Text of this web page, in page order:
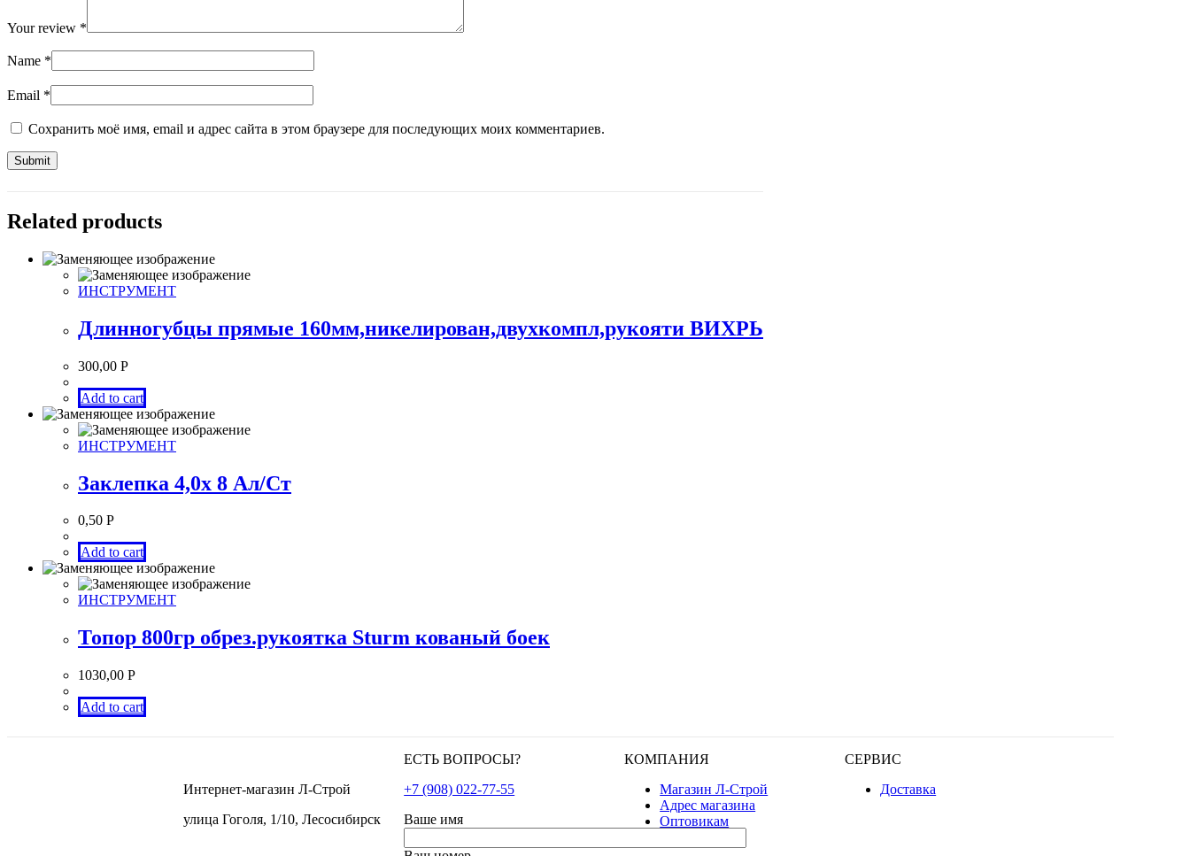
Your review *
Name *
Email *
Сохранить моё имя, email и адрес сайта в этом браузере для последующих моих комментариев.
Related products
ИНСТРУМЕНТ
Длинногубцы прямые 160мм,никелирован,двухкомпл,рукояти ВИХРЬ
300,00 Р
Add to cart
ИНСТРУМЕНТ
Заклепка 4,0х 8 Ал/Ст
0,50 Р
Add to cart
ИНСТРУМЕНТ
Топор 800гр обрез.рукоятка Sturm кованый боек
1030,00 Р
Add to cart
Интернет-магазин Л-Строй
улица Гоголя, 1/10, Лесосибирск
ЕСТЬ ВОПРОСЫ?
+7 (908) 022-77-55
Ваше имя
КОМПАНИЯ
Магазин Л-Строй
Адрес магазина
Оптовикам
СЕРВИС
Доставка